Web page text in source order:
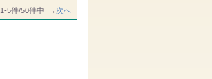
1-5件/50件中 →次へ